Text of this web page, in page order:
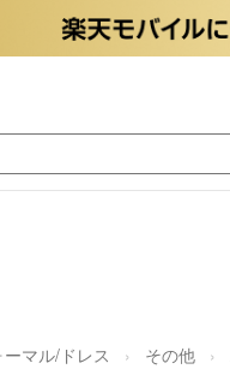
ーマル/ドレス その他